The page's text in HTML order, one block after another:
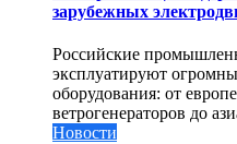
зарубежных
Российские
эксплуатируют
оборудования: от
ветрогенераторов до
Новости